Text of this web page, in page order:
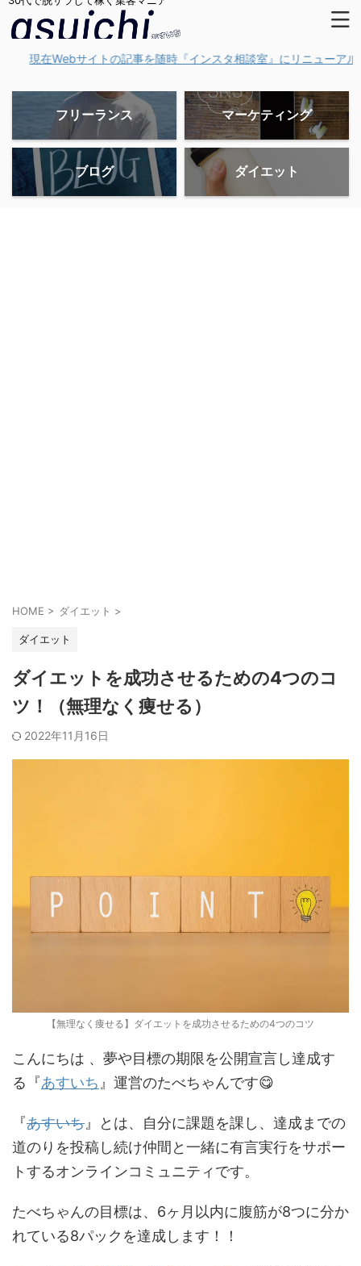
Webサイトの記事を随時『インスタ相談室』にリニューアル移動中
フリーランス マーケティング
ブログ ダイエット
HOME > ダイエット >
ダイエット
ダイエットを成功させるための4つのコ
ツ！（無理なく痩せる）
2022年11月16日
【無理なく痩せる】ダイエットを成功させるための4つのコツ
こんにちは 、夢や目標の期限を公開宣言し達成す
る『あすいち 』運営のたべちゃんです😋
『あすいち 』とは、自分に課題を課し、達成までの
道のりを投稿し続け仲間と一緒に有言実行をサポー
トするオンラインコミュニティです。
たべちゃんの目標は、6ヶ月以内に腹筋が8つに分か
れている8パックを達成します！！